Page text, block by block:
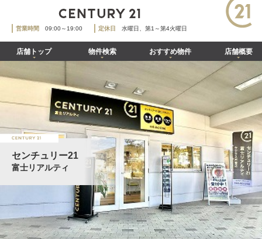
営業時間 09:00～19:00 定休日 水曜日、第1～第4火曜日
店舗トップ 物件検索 おすすめ物件 店舗概要
センチュリー21
富士リアルティ